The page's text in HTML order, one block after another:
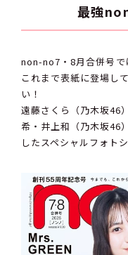
最強
non-no7・8月合併号で
これまで表紙に登場し
い！
遠藤さくら（乃木坂46
希・井上和（乃木坂46
したスペシャルフォト